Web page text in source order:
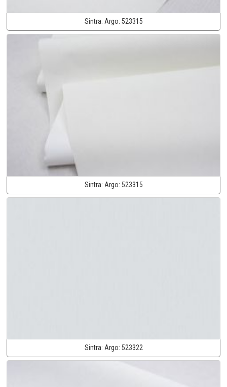
Sintra: Argo: 523315
Sintra: Argo: 523315
Sintra: Argo: 523322